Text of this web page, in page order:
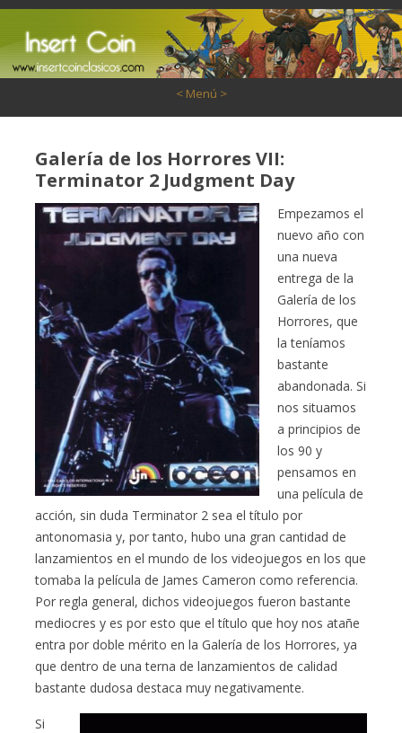
< Menú >
Galería de los Horrores VII:
Terminator 2 Judgment Day
Empezamos el
nuevo año con
una nueva
entrega de la
Galería de los
Horrores, que
la teníamos
bastante
abandonada. Si
nos situamos
a principios de
los 90 y
pensamos en
una película de
acción, sin duda Terminator 2 sea el título por
antonomasia y, por tanto, hubo una gran cantidad de
lanzamientos en el mundo de los videojuegos en los que
tomaba la película de James Cameron como referencia.
Por regla general, dichos videojuegos fueron bastante
mediocres y es por esto que el título que hoy nos atañe
entra por doble mérito en la Galería de los Horrores, ya
que dentro de una terna de lanzamientos de calidad
bastante dudosa destaca muy negativamente.
Si